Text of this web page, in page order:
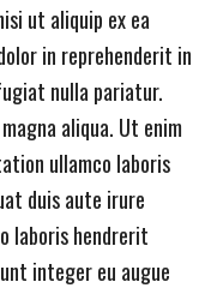
ut aliquip ex ea
in reprehenderit in
nulla pariatur.
aliqua. Ut enim
ullamco laboris
duis aute irure
laboris hendrerit
integer eu augue